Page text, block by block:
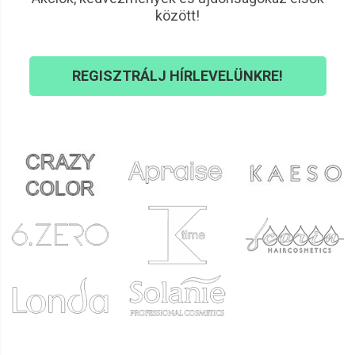
ellátva. Könnyen állítható a magassága a székeknek, hogy
Nagyon jó, hogy van lábtartó néhány modellen, hiszen így a
maximális komfort biztosítva lesz a kuncsaftok számára.
is garantálható. A dönthető háttámlás modellek teljes
mértékben elhozzák a luxus érzetet, aki egyszer egy
ilyenben ül nem lehet onnan könnyen felállítani. Van
kifejezetten gyerekek számára is kifejlesztve szék, így a
kicsik is élvezhetik a hajvágást. Rengeteg Design darabból
lehet válogatni a RETRO-tól kezdve egészen a mai elegáns
és modern kialakítású székek nagyon népszerűek a
mesterfodrászok körében. A színpaletta is széles, miden
stílusú üzlethez megtalálja a webáruházunkban az ideális
között!
REGISZTRÁLJ HÍRLEVELÜNKRE!